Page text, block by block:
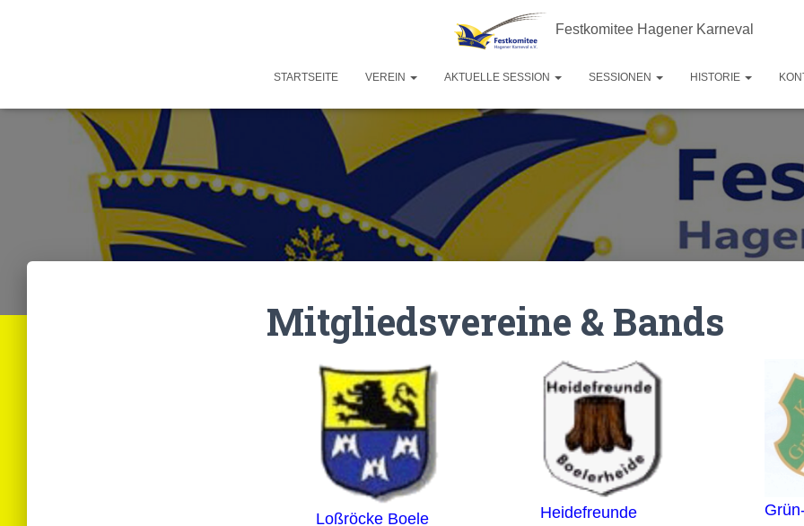
Festkomitee Hagener Karneval
STARTSEITE VEREIN AKTUELLE SESSION SESSIONEN HISTORIE
Mitgliedsvereine & Bands
Loßröcke Boele
Heidefreunde